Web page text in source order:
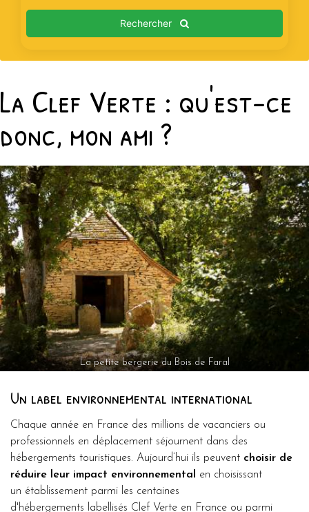
Rechercher
La Clef Verte : qu'est-ce
donc, mon ami ?
La petite bergerie du Bois de Faral
Un label environnemental international
Chaque année en France des millions de vacanciers ou
professionnels en déplacement séjournent dans des
hébergements touristiques. Aujourd’hui ils peuvent choisir de
réduire leur impact environnemental en choisissant
un établissement parmi les centaines
d'hébergements labellisés Clef Verte en France ou parmi